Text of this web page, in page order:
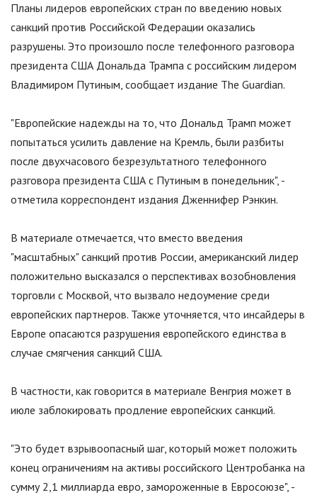
Планы лидеров европейских стран по введению новых
санкций против Российской Федерации оказались
разрушены. Это произошло после телефонного разговора
президента США Дональда Трампа с российским лидером
Владимиром Путиным, сообщает издание The Guardian.
"Европейские надежды на то, что Дональд Трамп может
попытаться усилить давление на Кремль, были разбиты
после двухчасового безрезультатного телефонного
разговора президента США с Путиным в понедельник", -
отметила корреспондент издания Дженнифер Рэнкин.
В материале отмечается, что вместо введения
"масштабных"санкций против России, американский лидер
положительно высказался о перспективах возобновления
торговли с Москвой, что вызвало недоумение среди
европейских партнеров. Также уточняется, что инсайдеры в
Европе опасаются разрушения европейского единства в
случае смягчения санкций США.
В частности, как говорится в материале Венгрия может в
июле заблокировать продление европейских санкций.
"Это будет взрывоопасный шаг, который может положить
конец ограничениям на активы российского Центробанка на
сумму 2,1 миллиарда евро, замороженные в Евросоюзе", -